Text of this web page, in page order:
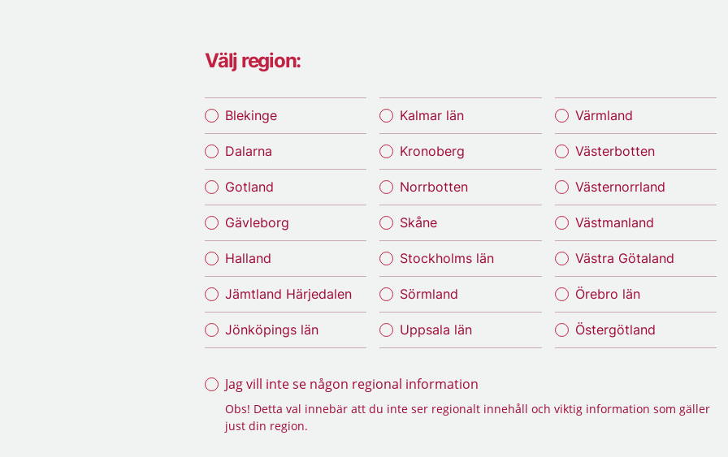
Välj region:
Blekinge
Dalarna
Gotland
Gävleborg
Halland
Jämtland Härjedalen
Jönköpings län
Kalmar län
Kronoberg
Norrbotten
Skåne
Stockholms län
Sörmland
Uppsala län
Värmland
Västerbotten
Västernorrland
Västmanland
Västra Götaland
Örebro län
Östergötland
Jag vill inte se någon regional information
Obs! Detta val innebär att du inte ser regionalt innehåll och viktig information som gäller
just din region.